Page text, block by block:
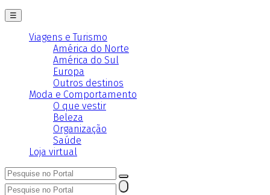
☰
Viagens e Turismo
América do Norte
América do Sul
Europa
Outros destinos
Moda e Comportamento
O que vestir
Beleza
Organização
Saúde
Loja virtual